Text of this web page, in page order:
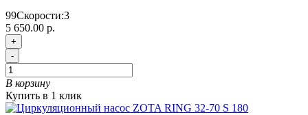
99Скорости:3
5 650.00 р.
+
-
В корзину
Купить в 1 клик